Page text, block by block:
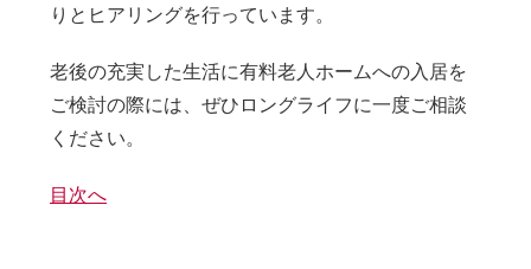
りとヒアリングを行っています。
老後の充実した生活に有料老人ホームへの入居を
ご検討の際には、ぜひロングライフに一度ご相談
ください。
目次へ